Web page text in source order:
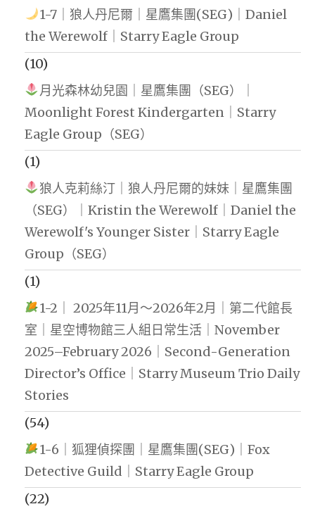
1-7｜狼人丹尼爾｜星鷹集團(SEG)｜Daniel
the Werewolf｜Starry Eagle Group
(10)
月光森林幼兒園｜星鷹集團（SEG）｜
Moonlight Forest Kindergarten｜Starry
Eagle Group（SEG）
(1)
狼人克莉絲汀｜狼人丹尼爾的妹妹｜星鷹集團
（SEG）｜Kristin the Werewolf｜Daniel the
Werewolf's Younger Sister｜Starry Eagle
Group（SEG）
(1)
1-2｜ 2025年11月～2026年2月｜第二代館長
室｜星空博物館三人組日常生活｜November
2025–February 2026｜Second-Generation
Director’s Office｜Starry Museum Trio Daily
Stories
(54)
1-6｜狐狸偵探團｜星鷹集團(SEG)｜Fox
Detective Guild｜Starry Eagle Group
(22)